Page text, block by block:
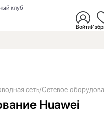
клуб
Войти
сеть Сетевое
Huawei